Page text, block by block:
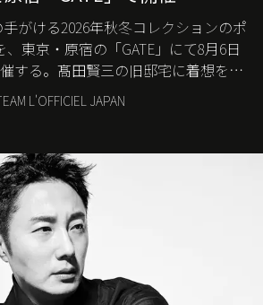
がける2026年秋冬コレクションのポ
東京・原宿の「GATE」にて8月6日
する。髙田賢三の旧邸宅に着想を得
リテージと遊び心が交差する最新
。
L'OFFICIEL JAPAN